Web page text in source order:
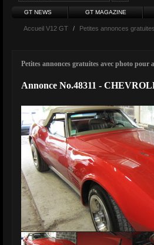
GT NEWS GT MAGAZINE
Accueil V12 GT / Petites annonces
Petites annonces gratuites avec photo pour
Annonce No.48311 -